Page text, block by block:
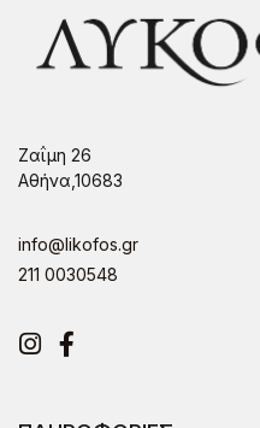
Ζαΐμη 26
Αθήνα,10683
info@likofos.gr
211 0030548
Instagram
Facebook